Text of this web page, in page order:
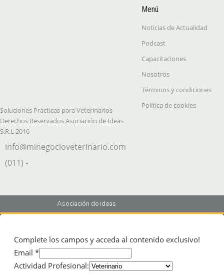
Soluciones Prácticas para Veterinarios
Derechos Reservados Asociación de Ideas
S.R.L 2016
info@minegocioveterinario.com
(011) -
Menú
Noticias de Actualidad
Podcast
Capacitaciones
Nosotros
Términos y condiciones
Política de cookies
Asociación de ideas
Complete los campos y acceda al contenido exclusivo!
Email *
Actividad Profesional: